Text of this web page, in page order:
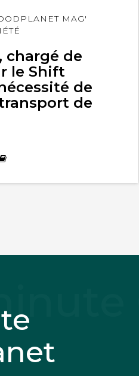
MAG'
chargé de
le Shift
de
de